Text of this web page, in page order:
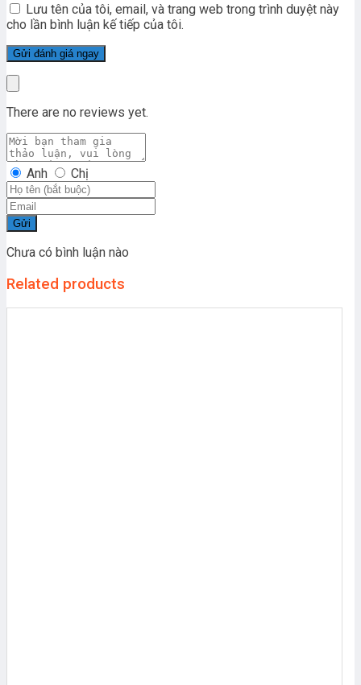
Lưu tên của tôi, email, và trang web trong trình duyệt này
cho lần bình luận kế tiếp của tôi.
There are no reviews yet.
Anh Chị
Gửi
Chưa có bình luận nào
Related products